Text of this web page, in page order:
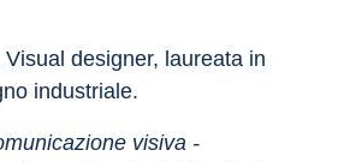
designer, laureata in
industriale.
visiva -